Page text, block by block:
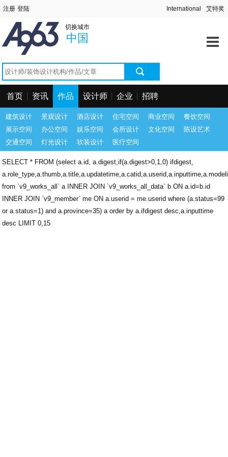
切换城市
中国
首页 资讯 作品 设计师 企业 招聘
建筑设计 景观设计 酒店设计 住宅空间 商业空间
餐饮空间
展示空间
办公空间 娱乐空间 会所设计 文化空间
陈设艺术
交通空间
灯光设计 软装设计 医疗空间
SELECT * FROM (select a.id, a.digest,if(a.digest>0,1,0) ifdigest,
from `v9_works_all` a INNER JOIN `v9_works_all_data` b ON a.id=b.id
INNER JOIN `v9_member` me ON a.userid = me.userid where (a.status=99
or a.status=1) and a.province=35) a order by a.ifdigest desc,a.inputtime
desc LIMIT 0,15